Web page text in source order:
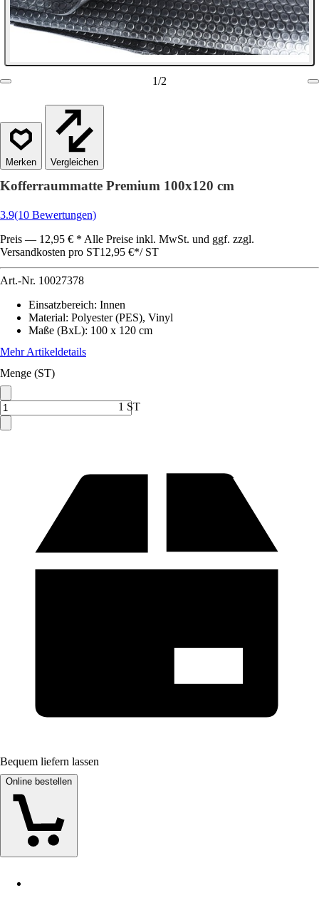
1/2
Vergleichen
Kofferraummatte Premium 100x120 cm
3.9(10 Bewertungen)
Preis — 12,95 € * Alle Preise inkl. MwSt. und ggf. zzgl.
Versandkosten pro ST12,95 €*/ ST
Art.-Nr. 10027378
Einsatzbereich: Innen
Material: Polyester (PES), Vinyl
Maße (BxL): 100 x 120 cm
Mehr Artikeldetails
Menge (ST)
1 ST
Bequem liefern lassen
Online bestellen